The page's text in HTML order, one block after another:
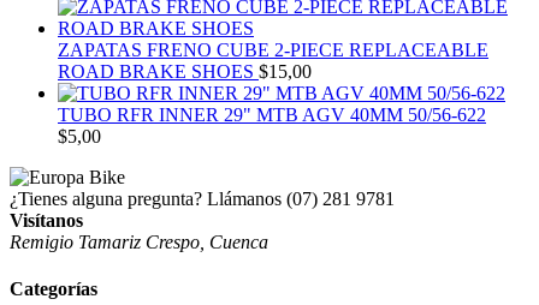
ZAPATAS FRENO CUBE 2-PIECE REPLACEABLE
ROAD BRAKE SHOES $15,00
TUBO RFR INNER 29" MTB AGV 40MM 50/56-622
$5,00
¿Tienes alguna pregunta? Llámanos (07) 281 9781
Visítanos
Remigio Tamariz Crespo, Cuenca
Categorías